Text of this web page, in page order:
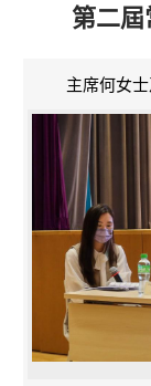
第二
主席何女